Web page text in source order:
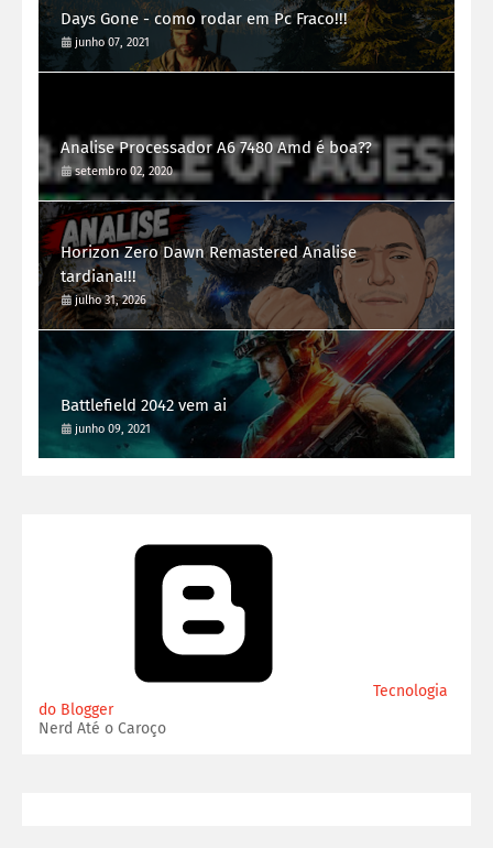
Days Gone - como rodar em Pc Fraco!!!
junho 07, 2021
Analise Processador A6 7480 Amd é boa??
setembro 02, 2020
Horizon Zero Dawn Remastered Analise
tardiana!!!
julho 31, 2026
Battlefield 2042 vem ai
junho 09, 2021
Tecnologia
do Blogger
Nerd Até o Caroço